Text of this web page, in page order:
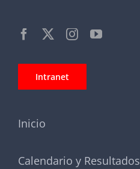
Intranet
Inicio
Calendario y Resultados